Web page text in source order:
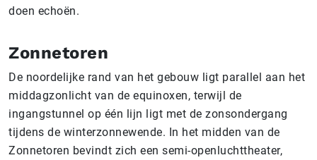
doen echoën.
Zonnetoren
De noordelijke rand van het gebouw ligt parallel aan het
middagzonlicht van de equinoxen, terwijl de
ingangstunnel op één lijn ligt met de zonsondergang
tijdens de winterzonnewende. In het midden van de
Zonnetoren bevindt zich een semi-openluchttheater,